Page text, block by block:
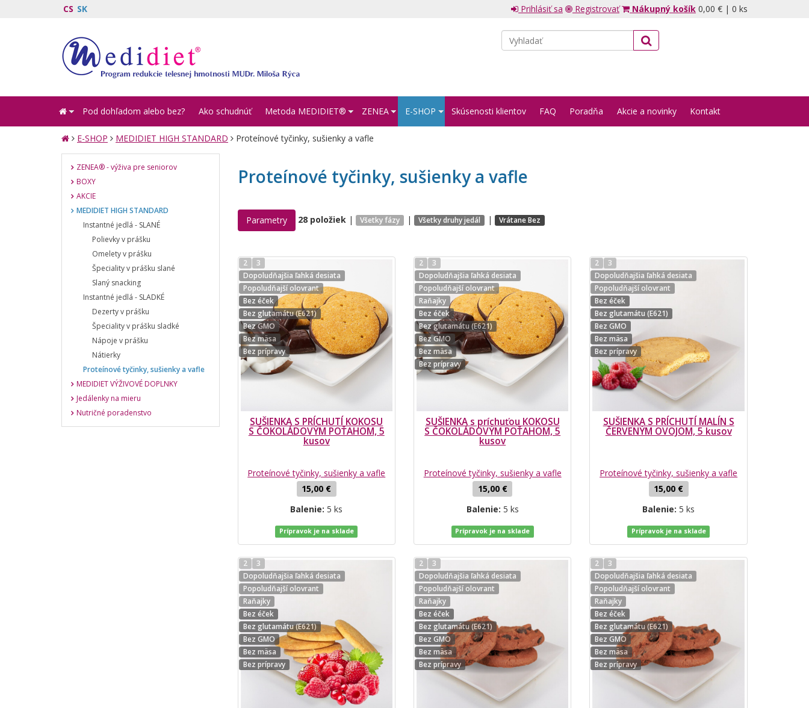
CS SK Prihlásiť sa Registrovať Nákupný košík 0,00 € | 0 ks
Pod dohľadom alebo bez? Ako schudnúť Metoda MEDIDIET®︎ ZENEA E-SHOP Skúsenosti klientov FAQ Poradňa Akcie a novinky Kontakt
E-SHOP MEDIDIET HIGH STANDARD Proteínové tyčinky, sušienky a vafle
ZENEA® - výživa pre seniorov
BOXY
AKCIE
MEDIDIET HIGH STANDARD
Instantné jedlá - SLANÉ
Polievky v prášku
Omelety v prášku
Špeciality v prášku slané
Slaný snacking
Instantné jedlá - SLADKÉ
Dezerty v prášku
Špeciality v prášku sladké
Nápoje v prášku
Nátierky
Proteínové tyčinky, sušienky a vafle
MEDIDIET VÝŽIVOVÉ DOPLNKY
Jedálenky na mieru
Nutričné poradenstvo
Proteínové tyčinky, sušienky a vafle
Parametry 28 položiek| Všetky fázy | Všetky druhy jedál | Vrátane Bez
2
3
Dopoludňajšia ľahká desiata
Popoludňajší olovrant
Bez éček
Bez glutamátu (E621)
Bez GMO
Bez mäsa
Bez prípravy
SUŠIENKA S PRÍCHUTÍ KOKOSU
S ČOKOLÁDOVÝM POŤAHOM, 5
kusov
Proteínové tyčinky, sušienky a vafle
15,00 €
Balenie:5 ks
Prípravok je na sklade
2
3
Dopoludňajšia ľahká desiata
Popoludňajší olovrant
Raňajky
Bez éček
Bez glutamátu (E621)
Bez GMO
Bez mäsa
Bez prípravy
SUŠIENKA s príchuťou KOKOSU
S ČOKOLÁDOVÝM POŤAHOM, 5
kusov
Proteínové tyčinky, sušienky a vafle
15,00 €
Balenie: 5 ks
Prípravok je na sklade
2
3
Dopoludňajšia ľahká desiata
Popoludňajší olovrant
Bez éček
Bez glutamátu (E621)
Bez GMO
Bez mäsa
Bez prípravy
SUŠIENKA S PRÍCHUTÍ MALÍN S
ČERVENÝM OVOJOM, 5 kusov
Proteínové tyčinky, sušienky a vafle
15,00 €
Balenie:5 ks
Prípravok je na sklade
2
3
Dopoludňajšia ľahká desiata
Popoludňajší olovrant
Raňajky
Bez éček
Bez glutamátu (E621)
Bez GMO
Bez mäsa
Bez prípravy
2
3
Dopoludňajšia ľahká desiata
Popoludňajší olovrant
Raňajky
Bez éček
Bez glutamátu (E621)
Bez GMO
Bez mäsa
Bez prípravy
2
3
Dopoludňajšia ľahká desiata
Popoludňajší olovrant
Raňajky
Bez éček
Bez glutamátu (E621)
Bez GMO
Bez mäsa
Bez prípravy